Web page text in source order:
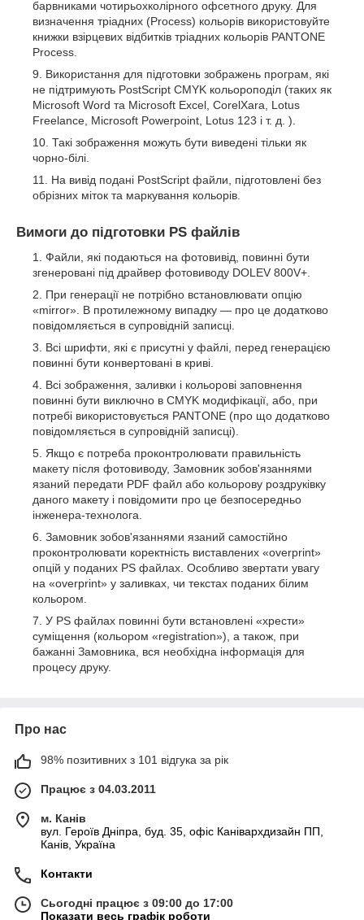
барвниками чотирьохколірного офсетного друку. Для
визначення тріадних (Process) кольорів використовуйте
книжки взірцевих відбитків тріадних кольорів PANTONE
Process.
Використання для підготовки зображень програм, які
не підтримують PostScript CMYK кольороподіл (таких як
Microsoft Word та Microsoft Excel, CorelXara, Lotus
Freelance, Microsoft Powerpoint, Lotus 123 і т. д. ).
Такі зображення можуть бути виведені тільки як
чорно-білі.
На вивід подані PostScript файли, підготовлені без
обрізних міток та маркування кольорів.
Вимоги до підготовки PS файлів
Файли, які подаються на фотовивід, повинні бути
згенеровані під драйвер фотовиводу DOLEV 800V+.
При генерації не потрібно встановлювати опцію
«mirror». В протилежному випадку — про це додатково
повідомляється в супровідній записці.
Всі шрифти, які є присутні у файлі, перед генерацією
повинні бути конвертовані в криві.
Всі зображення, заливки і кольорові заповнення
повинні бути виключно в CMYK модифікації, або, при
потребі використовується PANTONE (про що додатково
повідомляється в супровідній записці).
Якщо є потреба проконтролювати правильність
макету після фотовиводу, Замовник зобов'язаннями
язаний передати PDF файл або кольорову роздруківку
даного макету і повідомити про це безпосередньо
інженера-технолога.
Замовник зобов'язаннями язаний самостійно
проконтролювати коректність виставлених «overprint»
опцій у поданих PS файлах. Особливо звертати увагу
на «overprint» у заливках, чи текстах поданих білим
кольором.
У PS файлах повинні бути встановлені «хрести»
суміщення (кольором «registration»), а також, при
бажанні Замовника, вся необхідна інформація для
процесу друку.
Про нас
98% позитивних з 101 відгука за рік
Працює з 04.03.2011
м. Канів
вул. Героїв Дніпра, буд. 35, офіс Канівархдизайн ПП,
Канів, Україна
Контакти
Сьогодні працює з 09:00 до 17:00
Показати весь графік роботи